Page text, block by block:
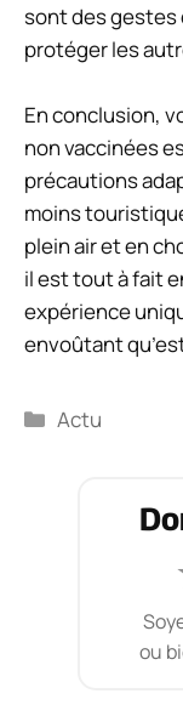
sont des
protéger les
En conclusion,
non vaccinées
précautions
moins
plein air et en
il est tout à fait
expérience
envoûtant
Catégories
Actu
ou